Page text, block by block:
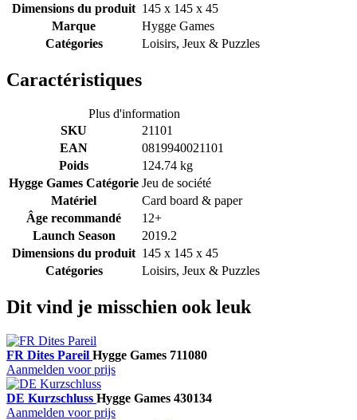
Dimensions du produit 145 x 145 x 45
Marque
Hygge Games
Catégories
Loisirs, Jeux & Puzzles
Caractéristiques
Plus d'information
SKU
21101
EAN
0819940021101
Poids
124.74 kg
Hygge Games Catégorie Jeu de société
Matériel
Card board & paper
Âge recommandé
12+
Launch Season
2019.2
Dimensions du produit 145 x 145 x 45
Catégories
Loisirs, Jeux & Puzzles
Dit vind je misschien ook leuk
FR Dites Pareil Hygge Games 711080
Aanmelden voor prijs
DE Kurzschluss Hygge Games 430134
Aanmelden voor prijs